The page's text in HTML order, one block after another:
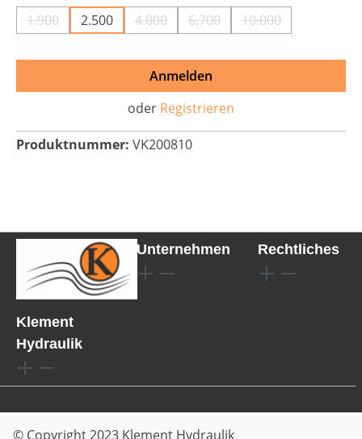
1.900(Diese Option ist zurzeit nicht verfügbar.)
2.500 4.000(Diese Option ist zurzeit nicht
6.700(Diese Option ist zurzeit
10.000(Diese Option ist
Anmelden
oder Registrieren
Produktnummer: VK200810
Klement
Hydraulik
Unternehmen Rechtliches
© Copyright 2023 Klement Hydraulik